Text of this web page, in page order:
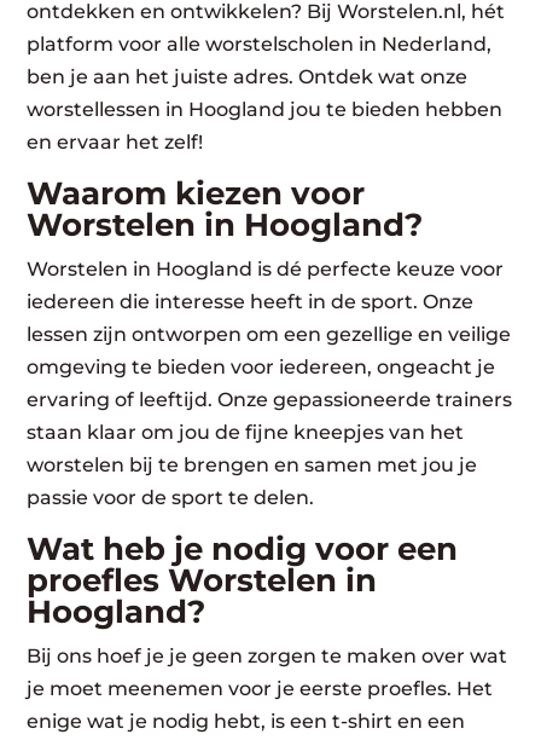
ontdekken en ontwikkelen? Bij Worstelen.nl, hét
platform voor alle worstelscholen in Nederland,
ben je aan het juiste adres. Ontdek wat onze
worstellessen in Hoogland jou te bieden hebben
en ervaar het zelf!
Waarom kiezen voor
Worstelen in Hoogland?
Worstelen in Hoogland is dé perfecte keuze voor
iedereen die interesse heeft in de sport. Onze
lessen zijn ontworpen om een gezellige en veilige
omgeving te bieden voor iedereen, ongeacht je
ervaring of leeftijd. Onze gepassioneerde trainers
staan klaar om jou de fijne kneepjes van het
worstelen bij te brengen en samen met jou je
passie voor de sport te delen.
Wat heb je nodig voor een
proefles Worstelen in
Hoogland?
Bij ons hoef je je geen zorgen te maken over wat
je moet meenemen voor je eerste proefles. Het
enige wat je nodig hebt, is een t-shirt en een